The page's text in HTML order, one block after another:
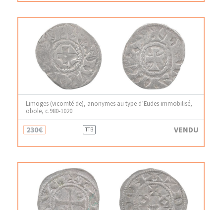
Limoges (vicomté de), anonymes au type d’Eudes immobilisé,
obole, c.980-1020
230€ TTB VENDU